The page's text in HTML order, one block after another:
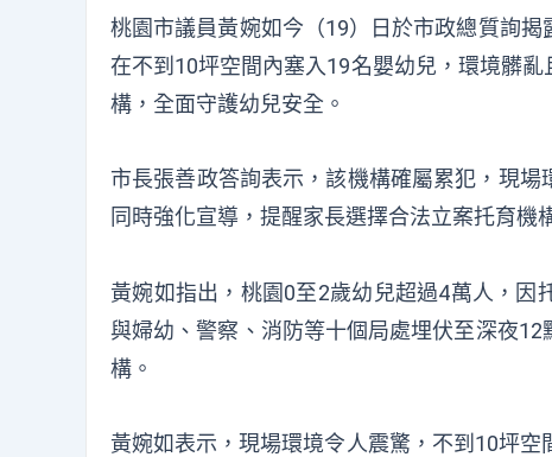
桃園市議員黃婉如今（19）日於市政總質詢
在不到10坪空間內塞入19名嬰幼兒，環境髒
構，全面守護幼兒安全。
市長張善政答詢表示，該機構確屬累犯，現
同時強化宣導，提醒家長選擇合法立案托育機
黃婉如指出，桃園0至2歲幼兒超過4萬人，
與婦幼、警察、消防等十個局處埋伏至深夜
構。
黃婉如表示，現場環境令人震驚，不到10坪